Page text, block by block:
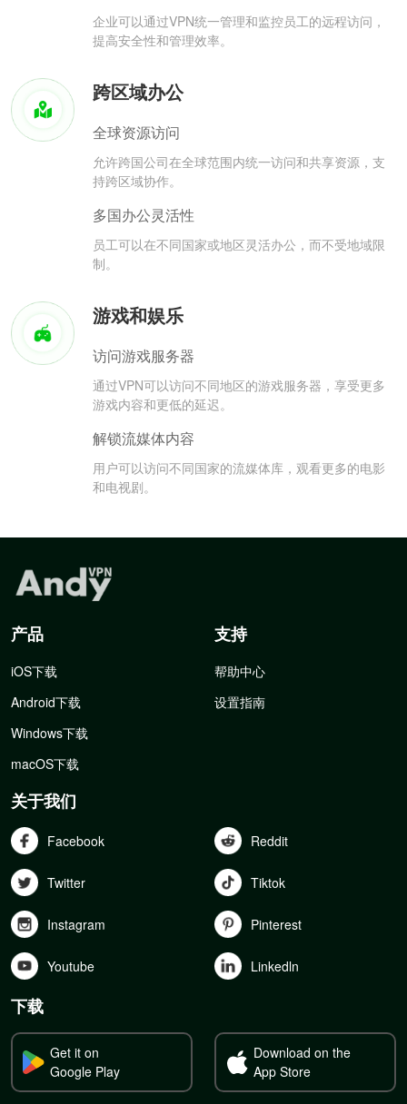
企业可以通过VPN统一管理和监控员工的远程访问，
提高安全性和管理效率。
跨区域办公
全球资源访问
允许跨国公司在全球范围内统一访问和共享资源，支
持跨区域协作。
多国办公灵活性
员工可以在不同国家或地区灵活办公，而不受地域限
制。
游戏和娱乐
访问游戏服务器
通过VPN可以访问不同地区的游戏服务器，享受更多
游戏内容和更低的延迟。
解锁流媒体内容
用户可以访问不同国家的流媒体库，观看更多的电影
和电视剧。
产品
iOS下载
Android下载
Windows下载
macOS下载
支持
帮助中心
设置指南
关于我们
Facebook Reddit
Twitter Tiktok
Instagram Pinterest
Youtube Linkedln
下载
Get it on
Google Play
Download on the
App Store